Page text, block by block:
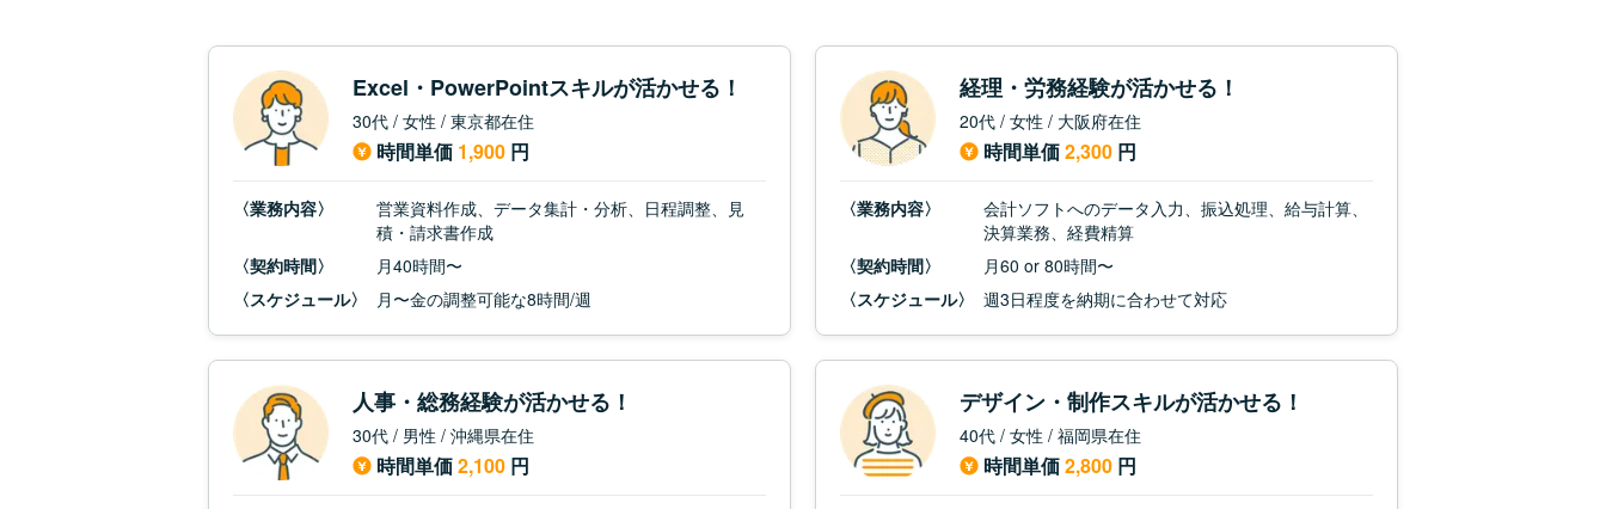
Excel・PowerPointスキルが活かせる！
30代 / 女性 / 東京都在住
時間単価 1,900 円
〈業務内容〉
営業資料作成、データ集計・分析、日程調整、見
積・請求書作成
〈契約時間〉
月40時間〜
〈スケジュール〉
月〜金の調整可能な8時間/週
経理・労務経験が活かせる！
20代 / 女性 / 大阪府在住
時間単価2,300 円
〈業務内容〉
会計ソフトへのデータ入力、振込処理、給与計算、
決算業務、経費精算
〈契約時間〉
月60 or 80時間〜
〈スケジュール〉
週3日程度を納期に合わせて対応
人事・総務経験が活かせる！
30代 / 男性 / 沖縄県在住
時間単価2,100 円
デザイン・制作スキルが活かせる！
40代 / 女性 / 福岡県在住
時間単価2,800 円